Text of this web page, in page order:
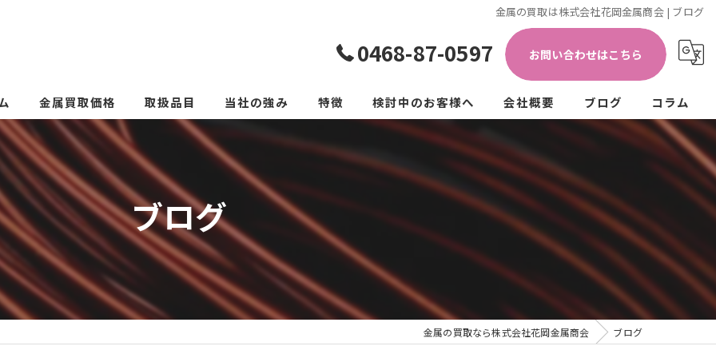
金属の買取は株式会社花岡金属商会 | ブログ
0468-87-0597 お問い合わせはこちら
金属買取価格 取扱品目 当社の強み
リメイクカトラリー(めっき加工)
特徴
スクラップ
価格
リサイクル
サーキュラーエコノミー
検討中のお客様へ
法人の方
会社概要 ブログ コラム
ブログ
金属の買取なら株式会社花岡金属商会 ブログ